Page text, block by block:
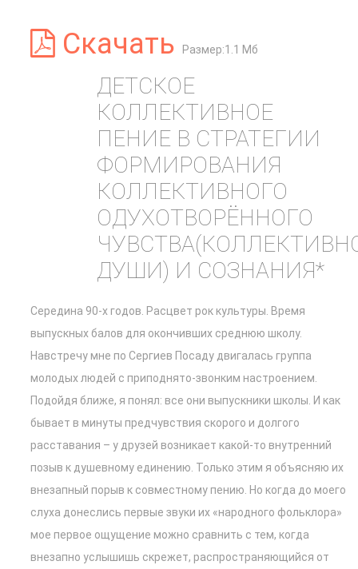
Скачать Размер:1.1 Мб
ДЕТСКОЕ
КОЛЛЕКТИВНОЕ
ПЕНИЕ В СТРАТЕГИИ
ФОРМИРОВАНИЯ
КОЛЛЕКТИВНОГО
ОДУХОТВОРЁННОГО
ДУШИ) И СОЗНАНИЯ*
Середина 90-х годов. Расцвет рок культуры. Время
выпускных балов для окончивших среднюю школу.
Навстречу мне по Сергиев Посаду двигалась группа
молодых людей с приподнято-звонким настроением.
Подойдя ближе, я понял: все они выпускники школы. И как
бывает в минуты предчувствия скорого и долгого
расставания – у друзей возникает какой-то внутренний
позыв к душевному единению. Только этим я объясняю их
внезапный порыв к совместному пению. Но когда до моего
слуха донеслись первые звуки их «народного фольклора»
мое первое ощущение можно сравнить с тем, когда
внезапно услышишь скрежет, распространяющийся от